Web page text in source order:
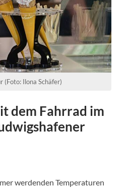
(Foto: Ilona Schäfer)
dem Fahrrad im
werdenden Temperaturen